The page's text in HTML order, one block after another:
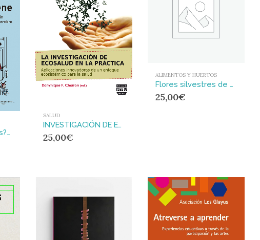
¿Cómo aprendemos? : Los cuatro pilares con los que la educación puede potenciar los talentos de nuestro cerebro
SALUD
INVESTIGACIÓN DE ECOSALUD EN LA PRÁCTICA, LA : Aplicaciones innovadoras de un enfoque ecosistémico para la salud
25,00€
ALIMENTOS Y HUERTOS
Flores silvestres de campoo los valles
25,00€